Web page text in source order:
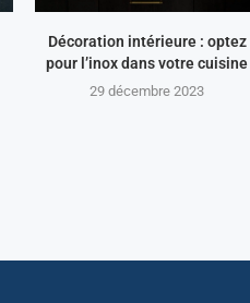
Décoration intérieure : optez
pour l’inox dans votre cuisine
29 décembre 2023